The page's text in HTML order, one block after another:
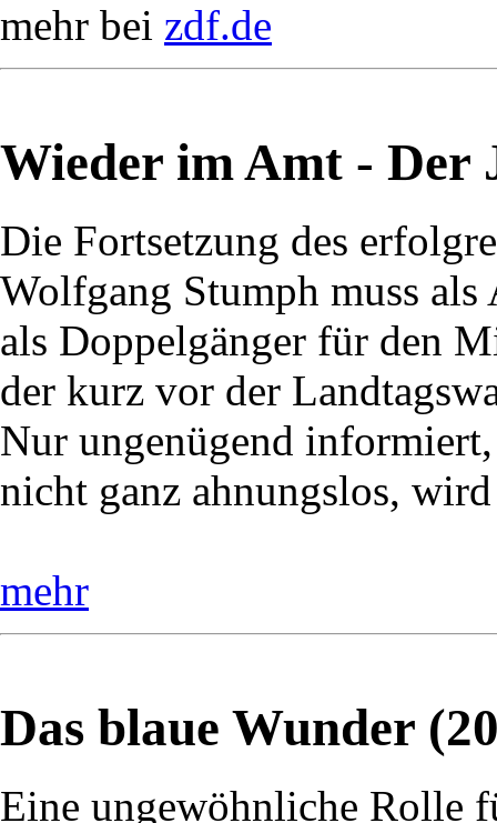
mehr bei zdf.de
Wieder im Amt - Der
Die Fortsetzung des
Wolfgang Stumph muss
als Doppelgänger für den
der kurz vor der
Nur ungenügend
nicht ganz ahnungslos,
mehr
Das blaue Wunder
Eine ungewöhnliche Rolle